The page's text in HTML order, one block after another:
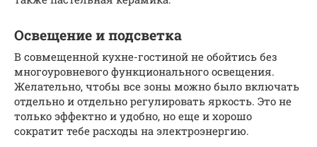
Освещение и подсветка
В совмещенной кухне-гостиной не обойтись без
многоуровневого функционального освещения.
Желательно, чтобы все зоны можно было включать
отдельно и отдельно регулировать яркость. Это не
только эффектно и удобно, но еще и хорошо
сократит тебе расходы на электроэнергию.